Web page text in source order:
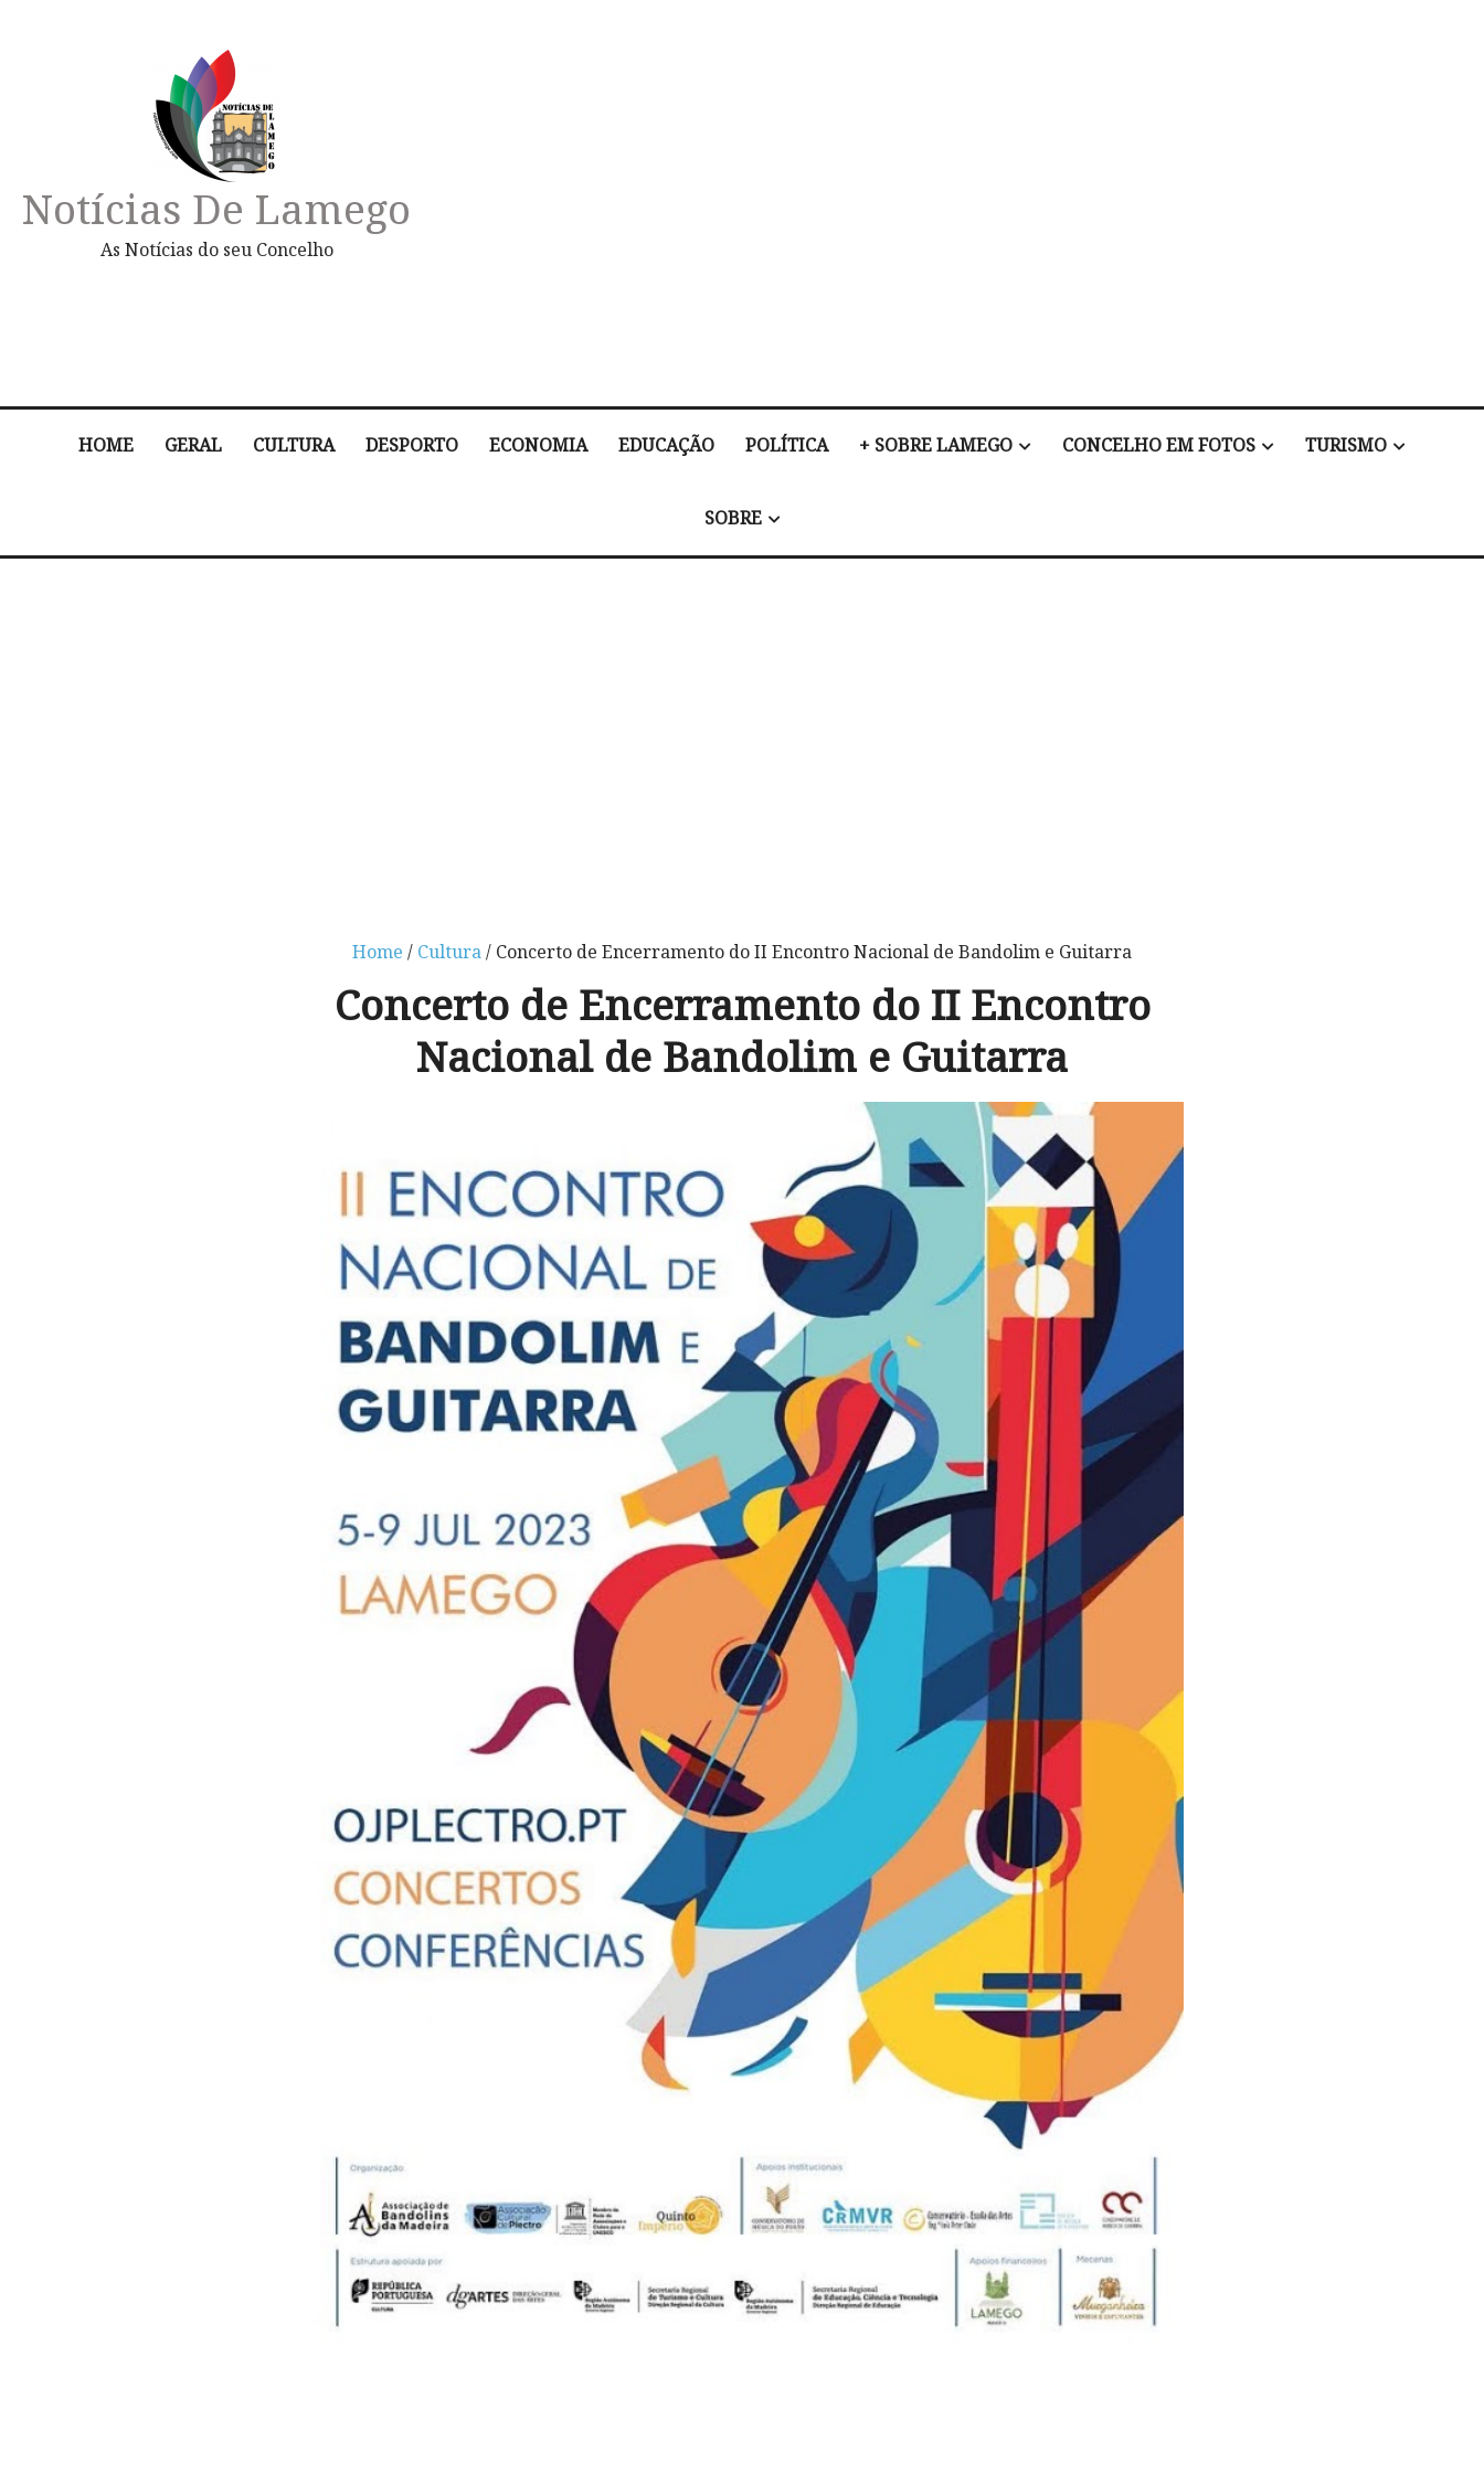
Notícias De Lamego
As Notícias do seu Concelho
HOME GERAL CULTURA DESPORTO ECONOMIA EDUCAÇÃO POLÍTICA + SOBRE LAMEGO CONCELHO EM FOTOS TURISMO
SOBRE
Home / Cultura/ Concerto de Encerramento do II Encontro Nacional de Bandolim e Guitarra
Concerto de Encerramento do II Encontro
Nacional de Bandolim e Guitarra